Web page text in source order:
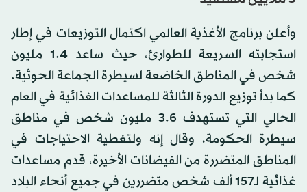
وأعلن برنامج الأغذية العالمي اكتمال التوزيعات في إطار
استجابته السريعة للطوارئ، حيث ساعد 1.4 مليون
شخص في المناطق الخاضعة لسيطرة الجماعة الحوثية.
كما بدأ توزيع الدورة الثالثة للمساعدات الغذائية في العام
الحالي التي تستهدف 3.6 مليون شخص في مناطق
سيطرة الحكومة، وقال إنه ولتغطية الاحتياجات في
المناطق المتضررة من الفيضانات الأخيرة، قدم مساعدات
غذائية لـ157 ألف شخص متضررين في جميع أنحاء البلاد